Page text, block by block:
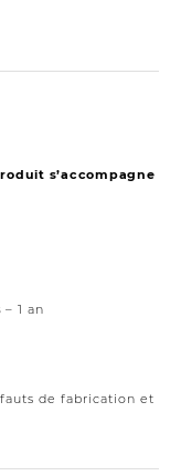
s’accompagne
– 1 an
de fabrication et